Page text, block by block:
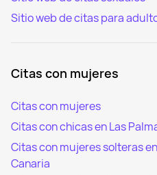
Sitio web de citas para
Citas con mujeres
Citas con mujeres
Citas con chicas en Las
Citas con mujeres solteras
Canaria